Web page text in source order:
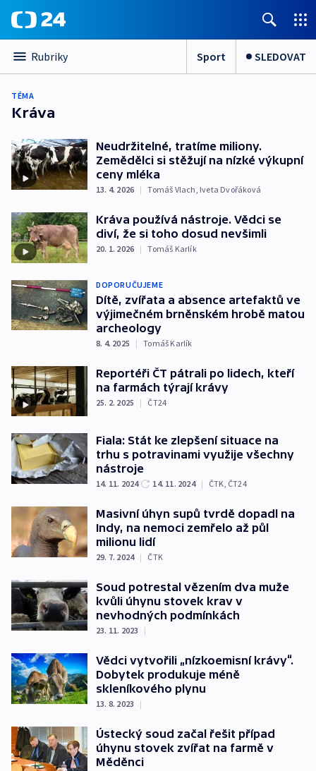
Rubriky Sport SLEDOVAT
TÉMA
Kráva
Neudržitelné, tratíme miliony.
Zemědělci si stěžují na nízké výkupní
ceny mléka
13. 4. 2026 | Tomáš Vlach, Iveta Dvořáková
Kráva používá nástroje. Vědci se
diví, že si toho dosud nevšimli
20. 1. 2026 | Tomáš Karlík
DOPORUČUJEME
Dítě, zvířata a absence artefaktů ve
výjimečném brněnském hrobě matou
archeology
8. 4. 2025 | Tomáš Karlík
Reportéři ČT pátrali po lidech, kteří
na farmách týrají krávy
25. 2. 2025 | ČT24
Fiala: Stát ke zlepšení situace na
trhu s potravinami využije všechny
nástroje
14. 11. 2024 14. 11. 2024 | ČTK, ČT24
Masivní úhyn supů tvrdě dopadl na
Indy, na nemoci zemřelo až půl
milionu lidí
29. 7. 2024 | ČTK
Soud potrestal vězením dva muže
kvůli úhynu stovek krav v
nevhodných podmínkách
23. 11. 2023 |
Vědci vytvořili „nízkoemisní krávy“.
Dobytek produkuje méně
skleníkového plynu
13. 8. 2023 |
Ústecký soud začal řešit případ
úhynu stovek zvířat na farmě v
Měděnci